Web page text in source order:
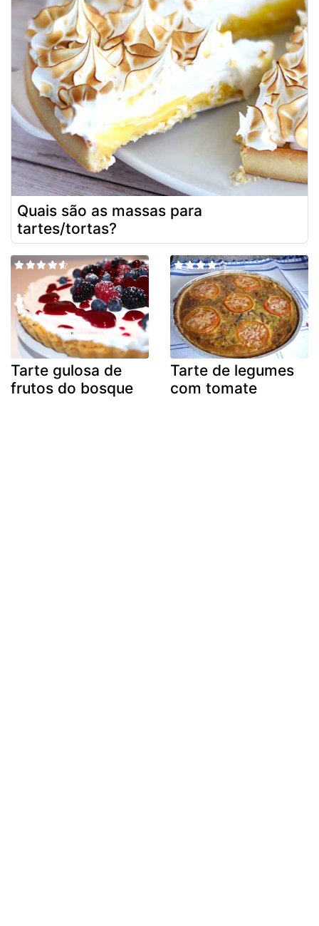
Quais são as massas para
tartes/tortas?
Tarte gulosa de
frutos do bosque
Tarte de legumes
com tomate